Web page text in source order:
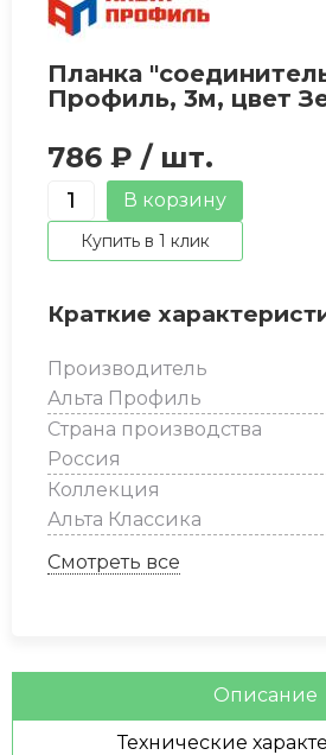
Планка
Профиль, 3м, цвет
786 ₽ / шт.
Количество
товара
Планка
Альта
3м,
цвет
Земляничный
В корзину
Купить в 1 клик
Краткие
Производитель
Альта Профиль
Страна производства
Россия
Коллекция
Альта Классика
Смотреть все
Описание
Технические